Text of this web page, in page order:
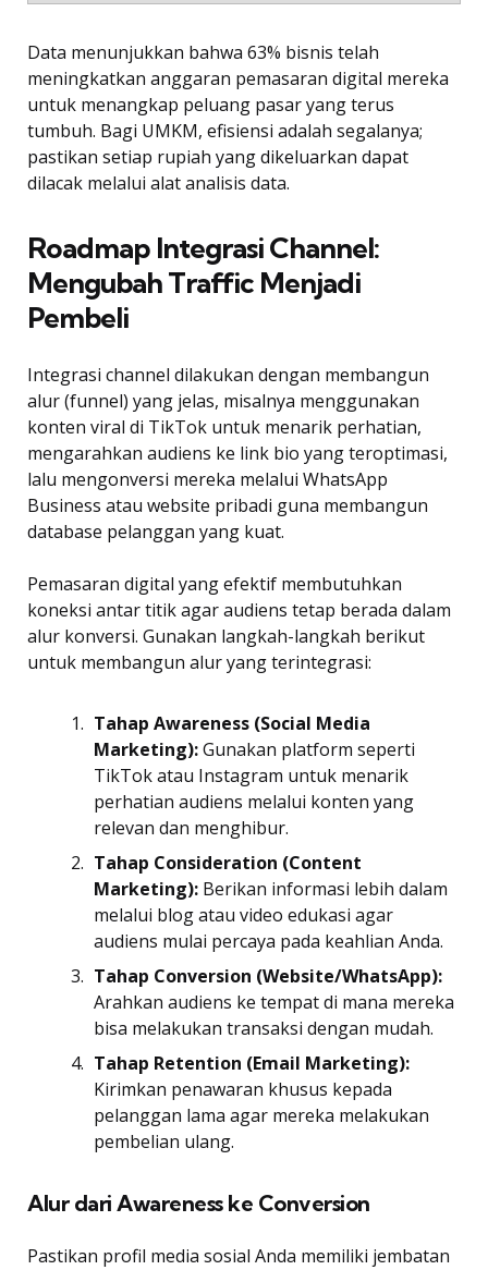
Data menunjukkan bahwa 63% bisnis telah
meningkatkan anggaran pemasaran digital mereka
untuk menangkap peluang pasar yang terus
tumbuh. Bagi UMKM, efisiensi adalah segalanya;
pastikan setiap rupiah yang dikeluarkan dapat
dilacak melalui alat analisis data.
Roadmap Integrasi Channel:
Mengubah Traffic Menjadi
Pembeli
Integrasi channel dilakukan dengan membangun
alur (funnel) yang jelas, misalnya menggunakan
konten viral di TikTok untuk menarik perhatian,
mengarahkan audiens ke link bio yang teroptimasi,
lalu mengonversi mereka melalui WhatsApp
Business atau website pribadi guna membangun
database pelanggan yang kuat.
Pemasaran digital yang efektif membutuhkan
koneksi antar titik agar audiens tetap berada dalam
alur konversi. Gunakan langkah-langkah berikut
untuk membangun alur yang terintegrasi:
Tahap Awareness (Social Media
Marketing):Gunakan platform seperti
TikTok atau Instagram untuk menarik
perhatian audiens melalui konten yang
relevan dan menghibur.
Tahap Consideration (Content
Marketing): Berikan informasi lebih dalam
melalui blog atau video edukasi agar
audiens mulai percaya pada keahlian Anda.
Tahap Conversion (Website/WhatsApp):
Arahkan audiens ke tempat di mana mereka
bisa melakukan transaksi dengan mudah.
Tahap Retention (Email Marketing):
Kirimkan penawaran khusus kepada
pelanggan lama agar mereka melakukan
pembelian ulang.
Alur dari Awareness ke Conversion
Pastikan profil media sosial Anda memiliki jembatan